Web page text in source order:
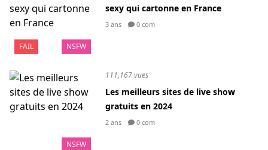
FAIL NSFW
sexy qui cartonne en France
3 ans 0 com
NSFW
111,167 vues
Les meilleurs sites de live show
gratuits en 2024
2 ans 0 com